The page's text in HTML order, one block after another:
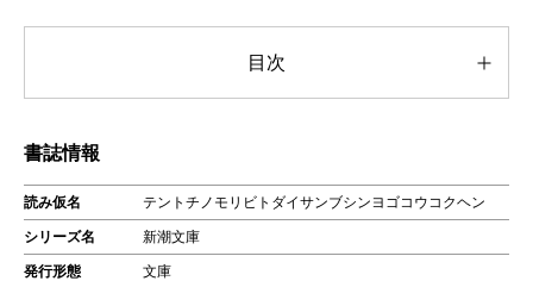
目次
書誌情報
読み仮名 テントチノモリビトダイサンブシンヨゴコウコクヘン
シリーズ名 新潮文庫
発行形態 文庫